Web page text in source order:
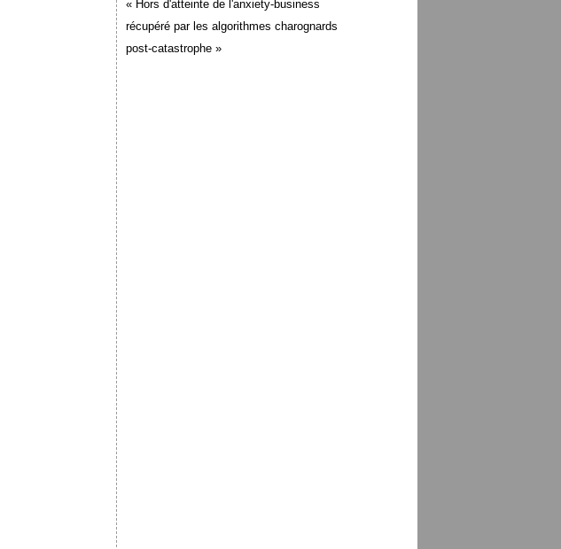
« Hors d'atteinte de l'anxiety-business
récupéré par les algorithmes charognards
post-catastrophe »